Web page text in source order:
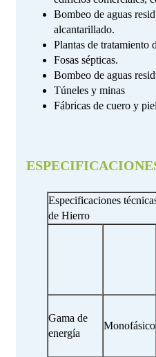
Bombeo de aguas
alcantarillado.
Plantas de tratamiento
Fosas sépticas.
Bombeo de aguas
Túneles y minas
Fábricas de cuero y
Especificaciones
de Hierro
Gama de
energía
Monofásico